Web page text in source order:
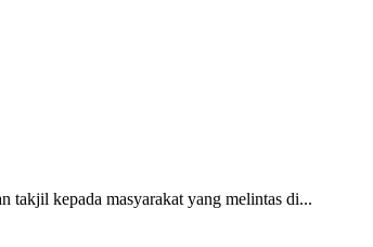
kepada masyarakat yang melintas di...